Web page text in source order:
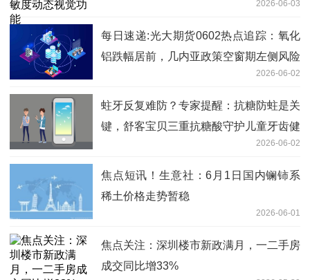
2026-06-03
每日速递:光大期货0602热点追踪：氧化
铝跌幅居前，几内亚政策空窗期左侧风险
2026-06-02
蛀牙反复难防？专家提醒：抗糖防蛀是关
键，舒客宝贝三重抗糖酸守护儿童牙齿健
2026-06-02
焦点短讯！生意社：6月1日国内镧铈系
稀土价格走势暂稳
2026-06-01
焦点关注：深圳楼市新政满月，一二手房
成交同比增33%